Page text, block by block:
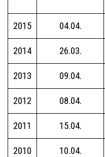
2015 04.04.
2014 26.03.
2013 09.04.
2012 08.04.
2011 15.04.
2010 10.04.